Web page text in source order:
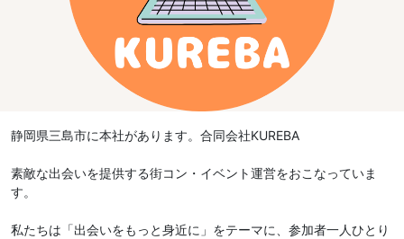
静岡県三島市に本社があります。合同会社KUREBA
素敵な出会いを提供する街コン・イベント運営をおこなっていま
す。
私たちは「出会いをもっと身近に」をテーマに、参加者一人ひとり